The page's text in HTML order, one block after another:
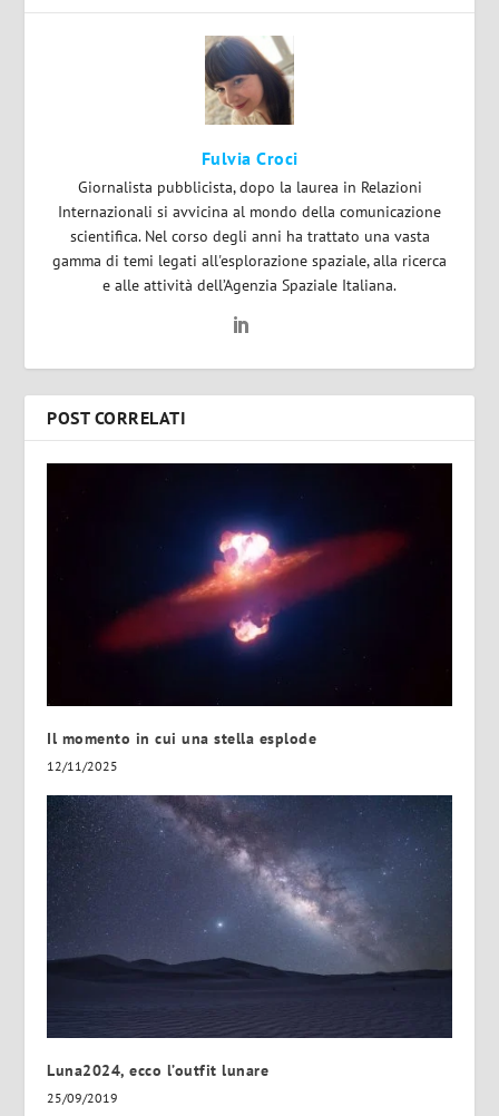
Fulvia Croci
Giornalista pubblicista, dopo la laurea in Relazioni
Internazionali si avvicina al mondo della comunicazione
scientifica. Nel corso degli anni ha trattato una vasta
gamma di temi legati all'esplorazione spaziale, alla ricerca
e alle attività dell’Agenzia Spaziale Italiana.
POST CORRELATI
Il momento in cui una stella esplode
12/11/2025
Luna2024, ecco l’outfit lunare
25/09/2019